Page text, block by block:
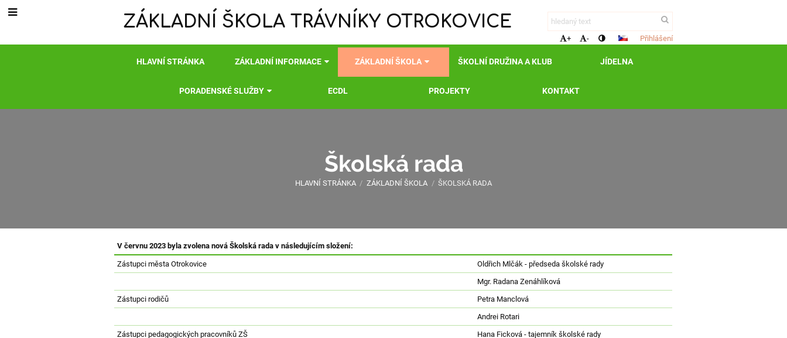
ZÁKLADNÍ ŠKOLA TRÁVNÍKY OTROKOVICE
+ - Přihlášení
HLAVNÍ STRÁNKA ZÁKLADNÍ INFORMACE ZÁKLADNÍ ŠKOLA ŠKOLNÍ DRUŽINA A KLUB JÍDELNA
PORADENSKÉ SLUŽBY ECDL PROJEKTY KONTAKT
Školská rada
HLAVNÍ STRÁNKA / ZÁKLADNÍ ŠKOLA / ŠKOLSKÁ RADA
Školská
rada
V červnu 2023 byla zvolena nová Školská rada v následujícím složení:
Zástupci města Otrokovice
Oldřich Mlčák - předseda školské rady
Mgr. Radana Zenáhlíková
Zástupci rodičů
Petra Manclová
Andrei Rotari
Zástupci pedagogických pracovníků ZŠ
Hana Ficková - tajemník školské rady